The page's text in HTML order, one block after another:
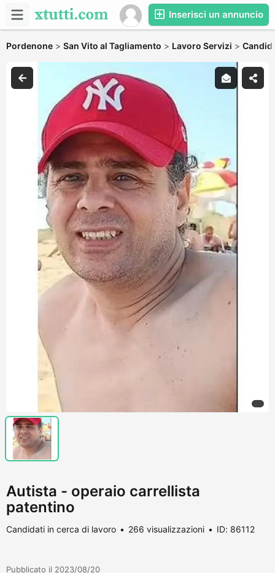
Inserisci un annuncio
Pordenone > San Vito al Tagliamento > Lavoro Servizi >
Autista - operaio carrellista
patentino
Candidati in cerca di lavoro 266 visualizzazioni ID: 86112
Pubblicato il 2023/08/20